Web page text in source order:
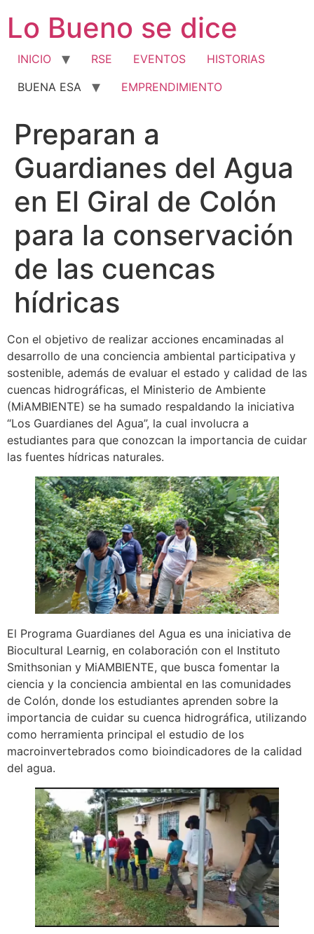
contenido
Lo Bueno se dice
INICIO RSE EVENTOS
HISTORIAS
BUENA ESA
EMPRENDIMIENTO
Preparan a
Guardianes del Agua
en El Giral de Colón
para la conservación
de las cuencas
hídricas
Con el objetivo de realizar acciones encaminadas al
desarrollo de una conciencia ambiental participativa y
sostenible, además de evaluar el estado y calidad de las
cuencas hidrográficas, el Ministerio de Ambiente
(MiAMBIENTE) se ha sumado respaldando la iniciativa
“Los Guardianes del Agua”, la cual involucra a
estudiantes para que conozcan la importancia de cuidar
las fuentes hídricas naturales.
El Programa Guardianes del Agua es una iniciativa de
Biocultural Learnig, en colaboración con el Instituto
Smithsonian y MiAMBIENTE, que busca fomentar la
ciencia y la conciencia ambiental en las comunidades
de Colón, donde los estudiantes aprenden sobre la
importancia de cuidar su cuenca hidrográfica, utilizando
como herramienta principal el estudio de los
macroinvertebrados como bioindicadores de la calidad
del agua.